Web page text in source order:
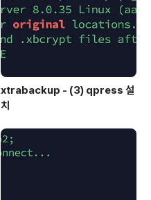
xtrabackup - (3) qpress 설
치